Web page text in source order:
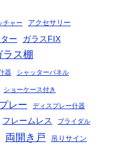
チャー アクセサリー
ー ガラスFIX
ラス棚
器 シャッターパネル
ショーケース付き
レー ディスプレー什器
フレームレス ブライダル
両開き戸 吊りサイン